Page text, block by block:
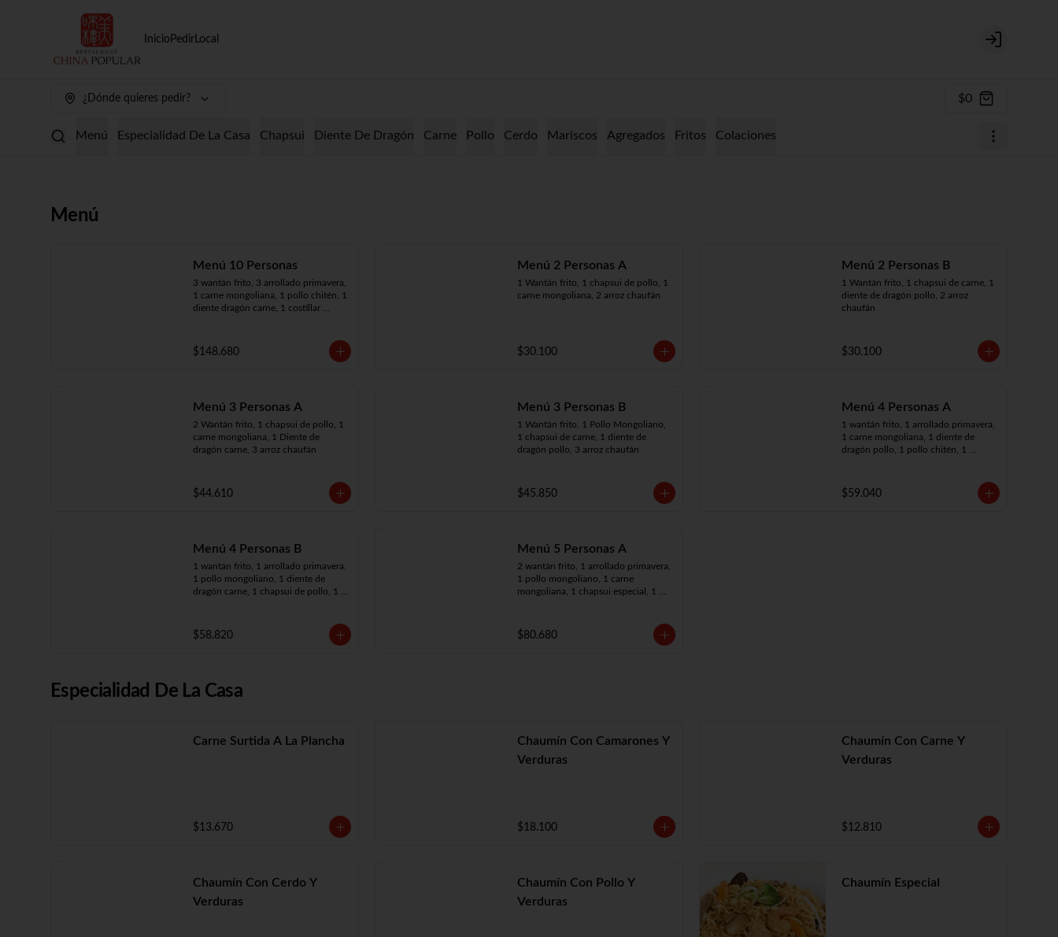
Inicio Pedir Local
Login
¿Dónde quieres pedir? $0
Menú Especialidad De La Casa Chapsui Diente De Dragón Carne Pollo Cerdo Mariscos Agregados Fritos Colaciones
Menú
Menú 10 Personas
3 wantán frito, 3 arrollado primavera,
1 carne mongoliana, 1 pollo chitén, 1
diente dragón carne, 1 costillar
mongoliano, 1 mariscos surtidos, 10
arroz chaufán
$148.680
Menú 2 Personas A
1 Wantán frito, 1 chapsui de pollo, 1
carne mongoliana, 2 arroz chaufán
$30.100
Menú 2 Personas B
1 Wantán frito, 1 chapsui de carne, 1
diente de dragón pollo, 2 arroz
chaufán
$30.100
Menú 3 Personas A
2 Wantán frito, 1 chapsui de pollo, 1
carne mongoliana, 1 Diente de
dragón carne, 3 arroz chaufán
$44.610
Menú 3 Personas B
1 Wantán frito, 1 Pollo Mongoliano,
1 chapsui de carne, 1 diente de
dragón pollo, 3 arroz chaufán
$45.850
Menú 4 Personas A
1 wantán frito, 1 arrollado primavera,
1 carne mongoliana, 1 diente de
dragón pollo, 1 pollo chitén, 1
$59.040
Menú 4 Personas B
1 wantán frito, 1 arrollado primavera,
1 pollo mongoliano, 1 diente de
dragón carne, 1 chapsui de pollo, 1
$58.820
Menú 5 Personas A
2 wantán frito, 1 arrollado primavera,
1 pollo mongoliano, 1 carne
mongoliana, 1 chapsui especial, 1
$80.680
Especialidad De La Casa
Carne Surtida A La Plancha
$13.670
Chaumín Con Camarones Y
Verduras
$18.100
Chaumín Con Carne Y
Verduras
$12.810
Chaumín Con Cerdo Y
Verduras
Chaumín Con Pollo Y
Verduras
Chaumín Especial